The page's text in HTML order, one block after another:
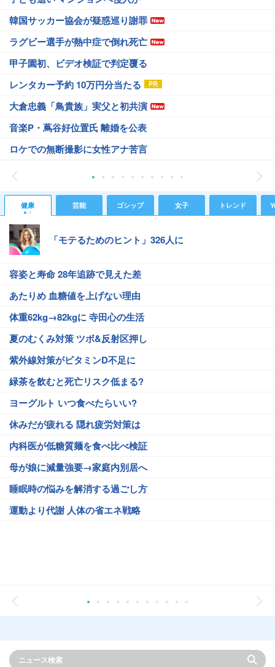
韓国サッカー協会が疑惑巡り謝罪
ラグビー選手が熱中症で倒れ死亡
甲子園初、ビデオ検証で判定覆る
レンタカー予約 10万円分当たる
大倉忠義「鳥貴族」実父と初共演
音楽P・蔦谷好位置氏 離婚を公表
ロケでの無断撮影に女性アナ苦言
健康 芸能 ゴシップ 女子 トレンド
「モテるためのヒント」326人に
容姿と寿命 28年追跡で見えた差
あたりめ 血糖値を上げない理由
体重62kg→82kgに 寺田心の生活
夏のむくみ対策 ツボ&反射区押し
紫外線対策がビタミンD不足に
緑茶を飲むと死亡リスク低まる?
ヨーグルト いつ食べたらいい?
休みだが疲れる 隠れ疲労対策は
内科医が低糖質麺を食べ比べ検証
母が娘に減量強要→家庭内別居へ
睡眠時の悩みを解消する過ごし方
運動より代謝 人体の省エネ戦略